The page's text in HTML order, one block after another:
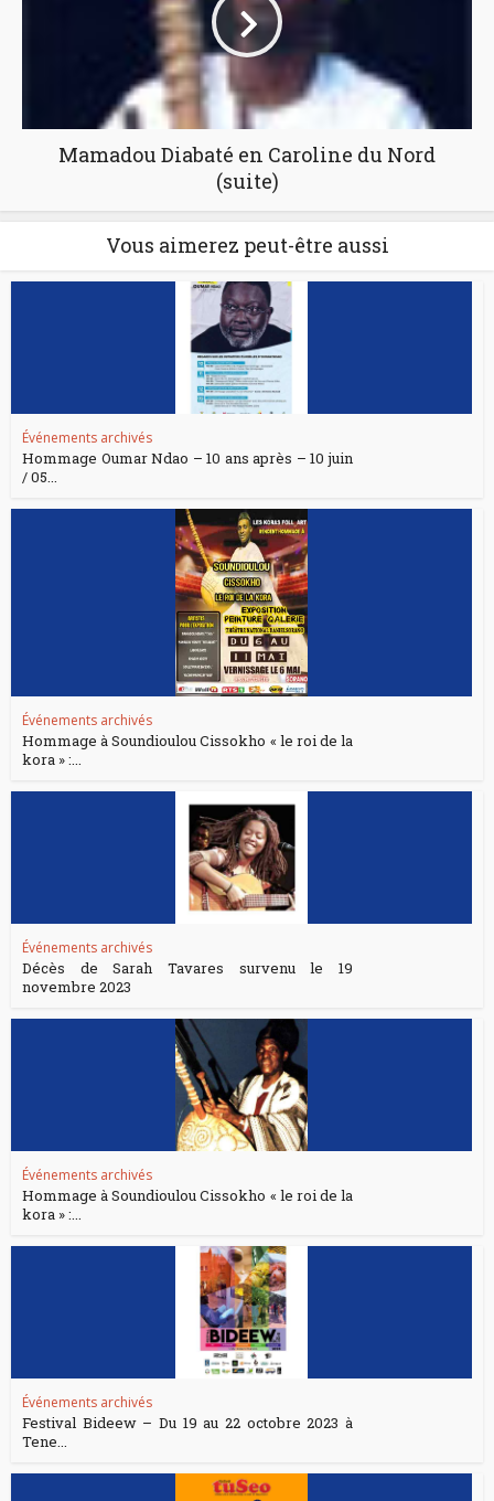
Mamadou Diabaté en Caroline du Nord
(suite)
Vous aimerez peut-être aussi
Événements archivés
Hommage Oumar Ndao – 10 ans après – 10 juin
/ 05...
Événements archivés
Hommage à Soundioulou Cissokho « le roi de la
kora » :...
Événements archivés
Décès de Sarah Tavares survenu le 19
novembre 2023
Événements archivés
Hommage à Soundioulou Cissokho « le roi de la
kora » :...
Événements archivés
Festival Bideew – Du 19 au 22 octobre 2023 à
Tene...